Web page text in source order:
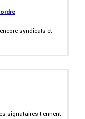
syndicats et
signataires tiennent